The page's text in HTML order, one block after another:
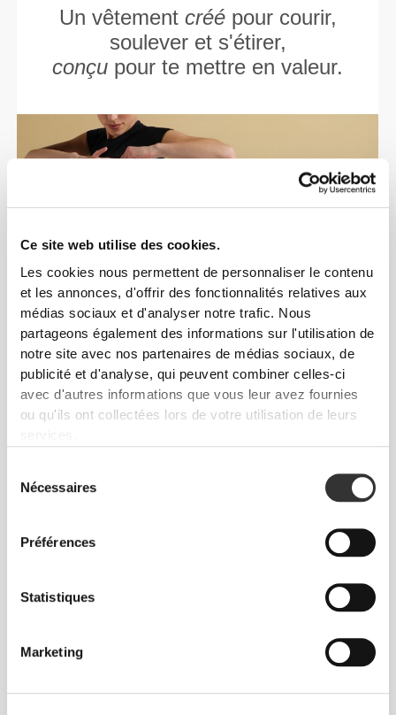
Ce site web utilise des cookies.
Les cookies nous permettent de personnaliser le contenu
et les annonces, d'offrir des fonctionnalités relatives aux
médias sociaux et d'analyser notre trafic. Nous
partageons également des informations sur l'utilisation de
notre site avec nos partenaires de médias sociaux, de
publicité et d'analyse, qui peuvent combiner celles-ci
avec d'autres informations que vous leur avez fournies
ou qu'ils ont collectées lors de votre utilisation de leurs
Nécessaires
Préférences
Statistiques
Marketing
Un vêtement créé pour courir,
soulever et s'étirer,
conçu pour te mettre en valeur.
Une technologie spéciale qui met visuellement en